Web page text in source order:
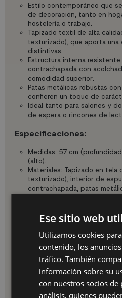
Estilo contemporáneo que
de decoración, tanto en
hostelería o trabajo.
Tapizado textil de alta
texturizado), que aporta
distintivas.
Estructura interna
contrachapada con
comodidad superior.
Patas metálicas robustas
confieren un toque de
Ideal tanto para salones y
de espera o rincones de
Especificaciones:
Medidas: 57 cm
(alto).
Materiales: Tapizado en tela
texturizado), interior de
contrachapada, patas
Ventajas:
Aporta elegancia y confort
Construcción pensada para
Versátil: ideal para
trabajo informales o rincones
Fácil mantenimiento: se
húmedo sin preocuparse de
económico y de gran calidad.
Ese sitio web
Utilizamos cookies
contenido, los
tráfico. También
información sobre su
con nuestros socios
análisis, quienes